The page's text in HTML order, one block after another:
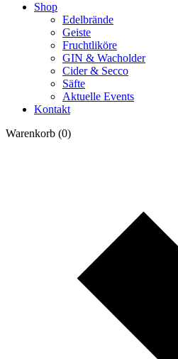
Shop
Edelbrände
Geiste
Fruchtliköre
GIN & Wacholder
Cider & Secco
Säfte
Aktuelle Events
Kontakt
Warenkorb (0)